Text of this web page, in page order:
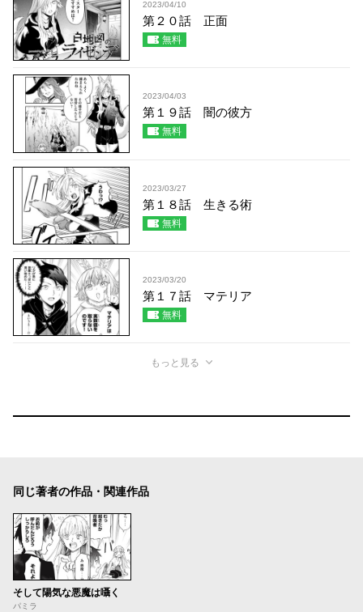
2023/04/10
第２０話 正面
無料
2023/04/03
第１９話 闇の彼方
無料
2023/03/27
第１８話 生きる術
無料
2023/03/20
第１７話 マテリア
無料
もっと見る
同じ著者の作品・関連作品
そして陽気な悪魔は囁く
パミラ